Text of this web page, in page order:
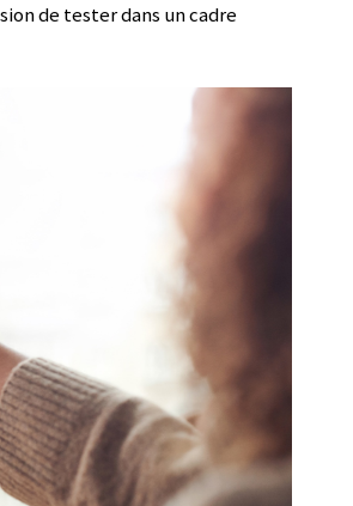
de tester dans un cadre